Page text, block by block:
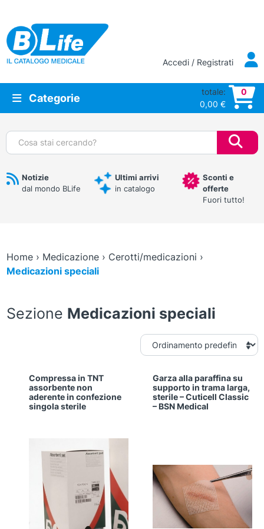
Vai al contenuto principale
Accedi / Registrati
Categorie
totale:
0,00 €
0
Cerca:
Notizie
dal mondo BLife
Ultimi arrivi
in catalogo
Sconti e
offerte
Fuori tutto!
Home› Medicazione› Cerotti/medicazioni ›
Medicazioni speciali
Sezione Medicazioni speciali
Compressa in TNT
assorbente​ non
aderente in confezione
singola sterile
Garza alla paraffina su
supporto in trama larga,
sterile – Cuticell Classic
– BSN Medical